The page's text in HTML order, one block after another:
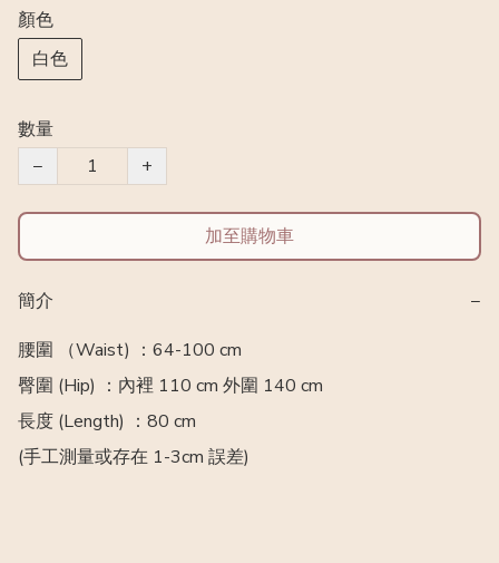
顏色
白色
數量
−
+
加至購物車
簡介
−
腰圍 （Waist) ：64-100 cm
臀圍 (Hip) ：內裡 110 cm 外圍 140 cm
長度 (Length) ：80 cm
(手工測量或存在 1-3cm 誤差)